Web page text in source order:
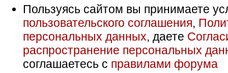
Пользуясь сайтом вы принимаете
пользовательского соглашения,
персональных данных, даете
распространение персональных
соглашаетесь с правилами форума